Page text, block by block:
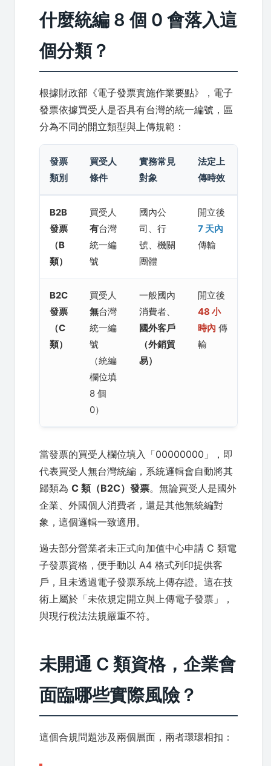
什麼統編 8 個 0 會落入這
個分類？
根據財政部《電子發票實施作業要點》，電子
發票依據買受人是否具有台灣的統一編號，區
分為不同的開立類型與上傳規範：
發票
類別
買受人
條件
實務常見
對象
法定上
傳時效
B2B
發票
（B
類）
買受人
有台灣
統一編
號
國內公
司、行
號、機關
團體
開立後
7 天內
傳輸
B2C
發票
（C
類）
買受人
無台灣
統一編
號
（統編
欄位填
8 個
0）
一般國內
消費者、
國外客戶
（外銷貿
易）
開立後
48 小
時內 傳
輸
當發票的買受人欄位填入「00000000」，即
代表買受人無台灣統編，系統邏輯會自動將其
歸類為 C 類（B2C）發票。無論買受人是國外
企業、外國個人消費者，還是其他無統編對
象，這個邏輯一致適用。
過去部分營業者未正式向加值中心申請 C 類電
子發票資格，便手動以 A4 格式列印提供客
戶，且未透過電子發票系統上傳存證。這在技
術上屬於「未依規定開立與上傳電子發票」，
與現行稅法法規嚴重不符。
未開通 C 類資格，企業會
面臨哪些實際風險？
這個合規問題涉及兩個層面，兩者環環相扣：